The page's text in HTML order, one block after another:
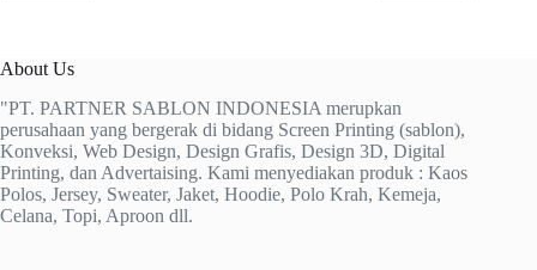
About Us
"PT. PARTNER SABLON INDONESIA merupkan
perusahaan yang bergerak di bidang Screen Printing (sablon),
Konveksi, Web Design, Design Grafis, Design 3D, Digital
Printing, dan Advertaising. Kami menyediakan produk : Kaos
Polos, Jersey, Sweater, Jaket, Hoodie, Polo Krah, Kemeja,
Celana, Topi, Aproon dll.